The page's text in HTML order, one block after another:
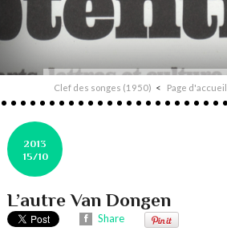
Clef des songes (1950) Page d'accueil
2013
15/10
L’autre Van Dongen
Share